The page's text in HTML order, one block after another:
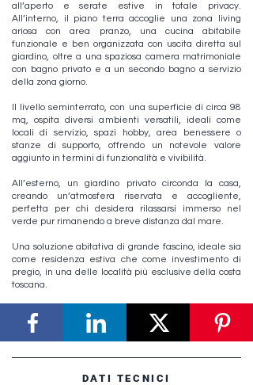
all’aperto e serate estive in totale privacy.
All’interno, il piano terra accoglie una zona living
ariosa con area pranzo, una cucina abitabile
funzionale e ben organizzata con uscita diretta sul
giardino, oltre a una spaziosa camera matrimoniale
con bagno privato e a un secondo bagno a servizio
della zona giorno.
Il livello seminterrato, con una superficie di circa 98
mq, ospita diversi ambienti versatili, ideali come
locali di servizio, spazi hobby, area benessere o
stanze di supporto, offrendo un notevole valore
aggiunto in termini di funzionalità e vivibilità.
All’esterno, un giardino privato circonda la casa,
creando un’atmosfera riservata e accogliente,
perfetta per chi desidera rilassarsi immerso nel
verde pur rimanendo a breve distanza dal mare.
Una soluzione abitativa di grande fascino, ideale sia
come residenza estiva che come investimento di
pregio, in una delle località più esclusive della costa
toscana.
DATI TECNICI